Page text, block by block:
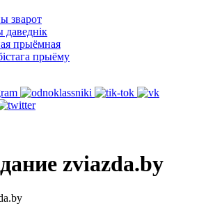
зварот
прыёмная
прыёму
zviazda.by